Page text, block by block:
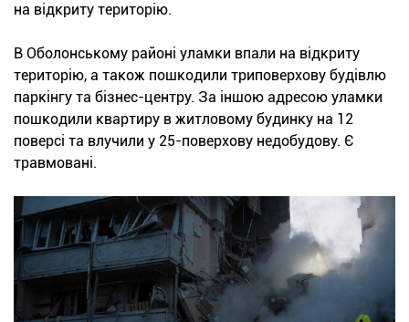
на відкриту територію.
В Оболонському районі уламки впали на відкриту
територію, а також пошкодили триповерхову будівлю
паркінгу та бізнес-центру. За іншою адресою уламки
пошкодили квартиру в житловому будинку на 12
поверсі та влучили у 25-поверхову недобудову. Є
травмовані.